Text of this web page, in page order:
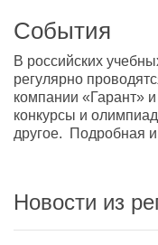
События
В российских
регулярно
компании «Гарант»
конкурсы и
другое. Подробная
Новости из